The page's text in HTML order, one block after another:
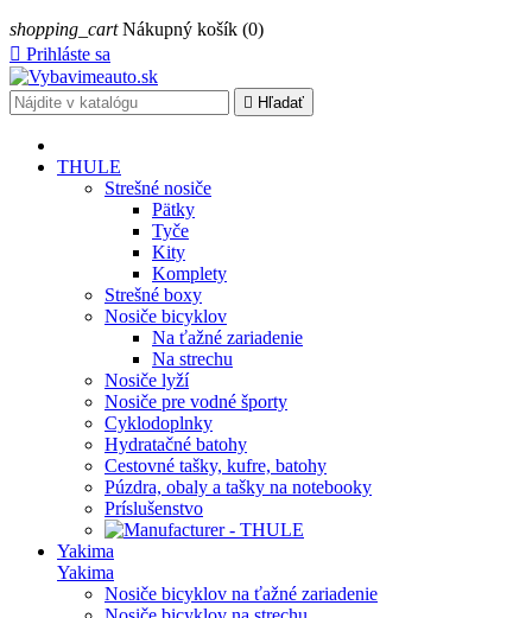
shopping_cart Nákupný košík (0)
 Prihláste sa
 Hľadať
THULE
Strešné nosiče
Pätky
Tyče
Kity
Komplety
Strešné boxy
Nosiče bicyklov
Na ťažné zariadenie
Na strechu
Nosiče lyží
Nosiče pre vodné športy
Cyklodoplnky
Hydratačné batohy
Cestovné tašky, kufre, batohy
Púzdra, obaly a tašky na notebooky
Príslušenstvo
Yakima
Yakima
Nosiče bicyklov na ťažné zariadenie